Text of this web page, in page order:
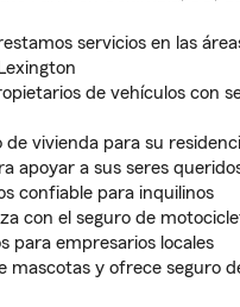
servicios en las
de vehículos con
vivienda para su
apoyar a sus seres
confiable para inquilinos
con el seguro de
para empresarios locales
mascotas y ofrece seguro